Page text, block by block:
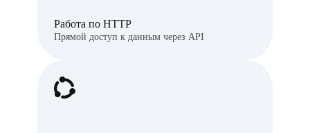
Работа по HTTP
Прямой доступ к данным через API